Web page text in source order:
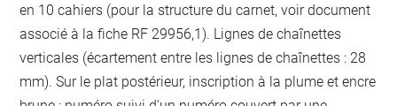
en 10 cahiers (pour la structure du carnet, voir document
associé à la fiche RF 29956,1). Lignes de chaînettes
verticales (écartement entre les lignes de chaînettes : 28
mm). Sur le plat postérieur, inscription à la plume et encre